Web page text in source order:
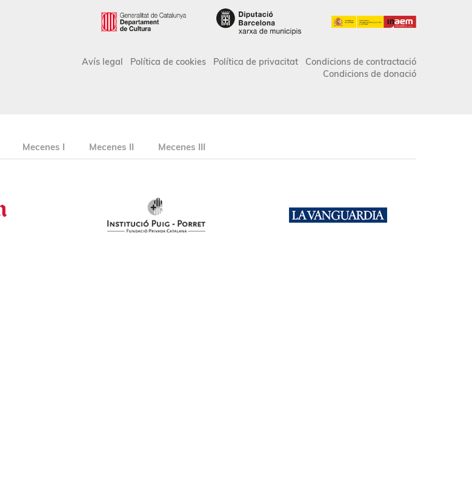
Avís legal Política de cookies Política de privacitat
Condicions de contractació
Condicions de donació
Mecenes I Mecenes II Mecenes III